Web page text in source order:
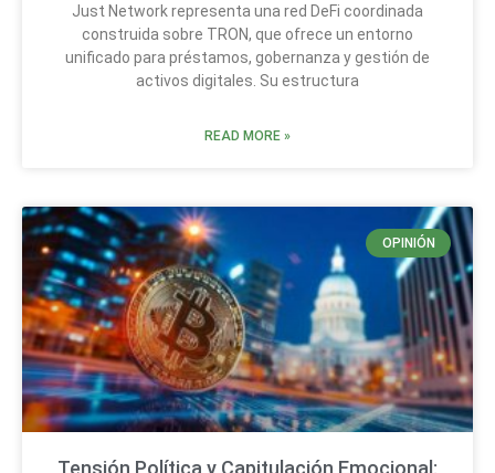
Just Network representa una red DeFi coordinada
construida sobre TRON, que ofrece un entorno
unificado para préstamos, gobernanza y gestión de
activos digitales. Su estructura
READ MORE »
OPINIÓN
Tensión Política y Capitulación Emocional: